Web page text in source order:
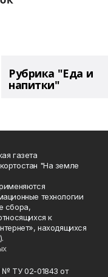
Рубрика "Еда и
напитки"
газета
"На земле
технологии
сбора,
к
находящихся
№ ТУ 02-01843 от